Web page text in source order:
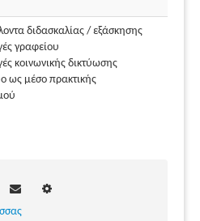
διδασκαλίας / εξάσκησης
γραφείου
κοινωνικής δικτύωσης
ως μέσο πρακτικής